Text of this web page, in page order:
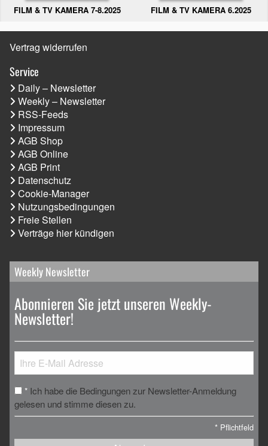
FILM & TV KAMERA 7-8.2025 FILM & TV KAMERA 6.2025
Vertrag widerrufen
Service
Daily – Newsletter
Weekly – Newsletter
RSS-Feeds
Impressum
AGB Shop
AGB Online
AGB Print
Datenschutz
Cookie-Manager
Nutzungsbedingungen
Freie Stellen
Verträge hier kündigen
Weekly Newsletter
Abonnieren Sie jetzt unseren Weekly-
Newsletter!
* Ich habe die Bedingungen zur Newsletter-Anmeldung
gelesen und stimme diesen zu.
* Pflichtfeld